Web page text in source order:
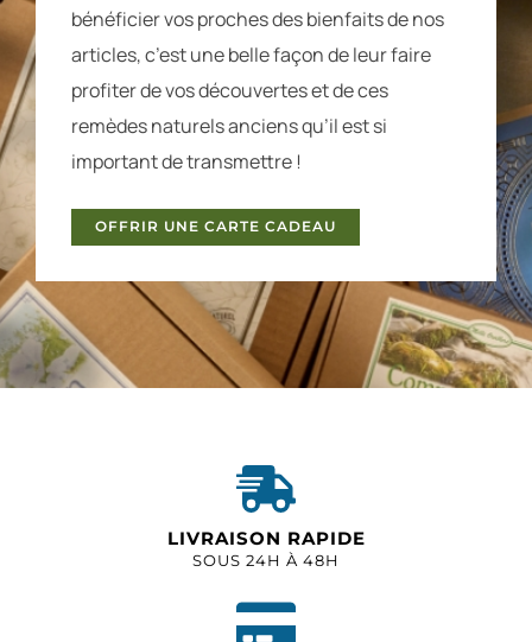
bénéficier vos proches des bienfaits de nos
articles, c’est une belle façon de leur faire
profiter de vos découvertes et de ces
remèdes naturels anciens qu’il est si
important de transmettre !
OFFRIR UNE CARTE CADEAU
LIVRAISON RAPIDE
SOUS 24H À 48H